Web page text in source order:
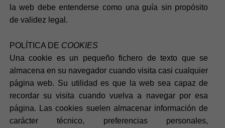
la web debe entenderse como una guía sin propósito
de validez legal.
POLÍTICA DE COOKIES
Una cookie es un pequeño fichero de texto que se
almacena en su navegador cuando visita casi cualquier
página web. Su utilidad es que la web sea capaz de
recordar su visita cuando vuelva a navegar por esa
página. Las cookies suelen almacenar información de
carácter técnico, preferencias personales,